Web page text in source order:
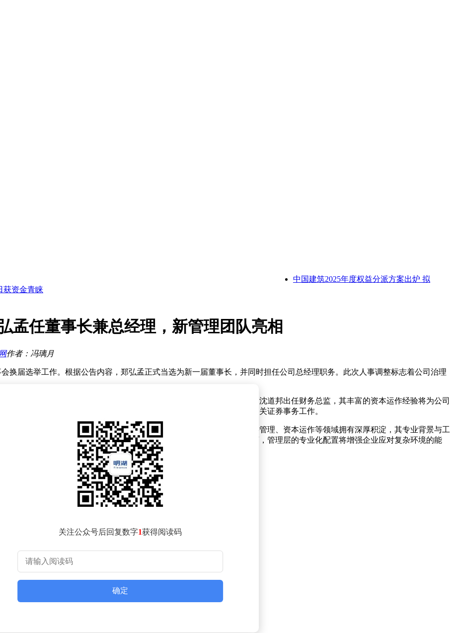
中国建筑2025年度权益分派方案出炉 拟派发现金
图
厂
获资金青睐
MCU双轮驱动增长
行业空白
0.6%
孟任董事长兼总经理，新管理团队亮相
作者：冯璃月
换届选举工作。根据公告内容，郑弘孟正式当选为新一届董事长，并同时担任公司总经理职务。此次人事调整标志着公司治理
者被聘任为副总经理，分别负责不同业务板块的统筹协调。财务领域由沈道邦出任财务总监，其丰富的资本运作经验将为公司
信息披露与投资者关系管理。揭晓小获聘为证券事务代表，协助处理相关证券事务工作。
表决程序产生新一届董事会成员。新任管理层团队在智能制造、供应链管理、资本运作等领域拥有深厚积淀，其专业背景与工
事调整有望为公司带来新的发展动能，特别是在全球产业链重构背景下，管理层的专业化配置将增强企业应对复杂环境的能
关注公众号后回复数字1获得阅读码
确定